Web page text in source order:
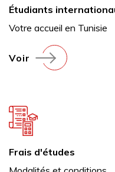
Étudiants
Votre accueil en Tunisie
Voir
Frais d'études